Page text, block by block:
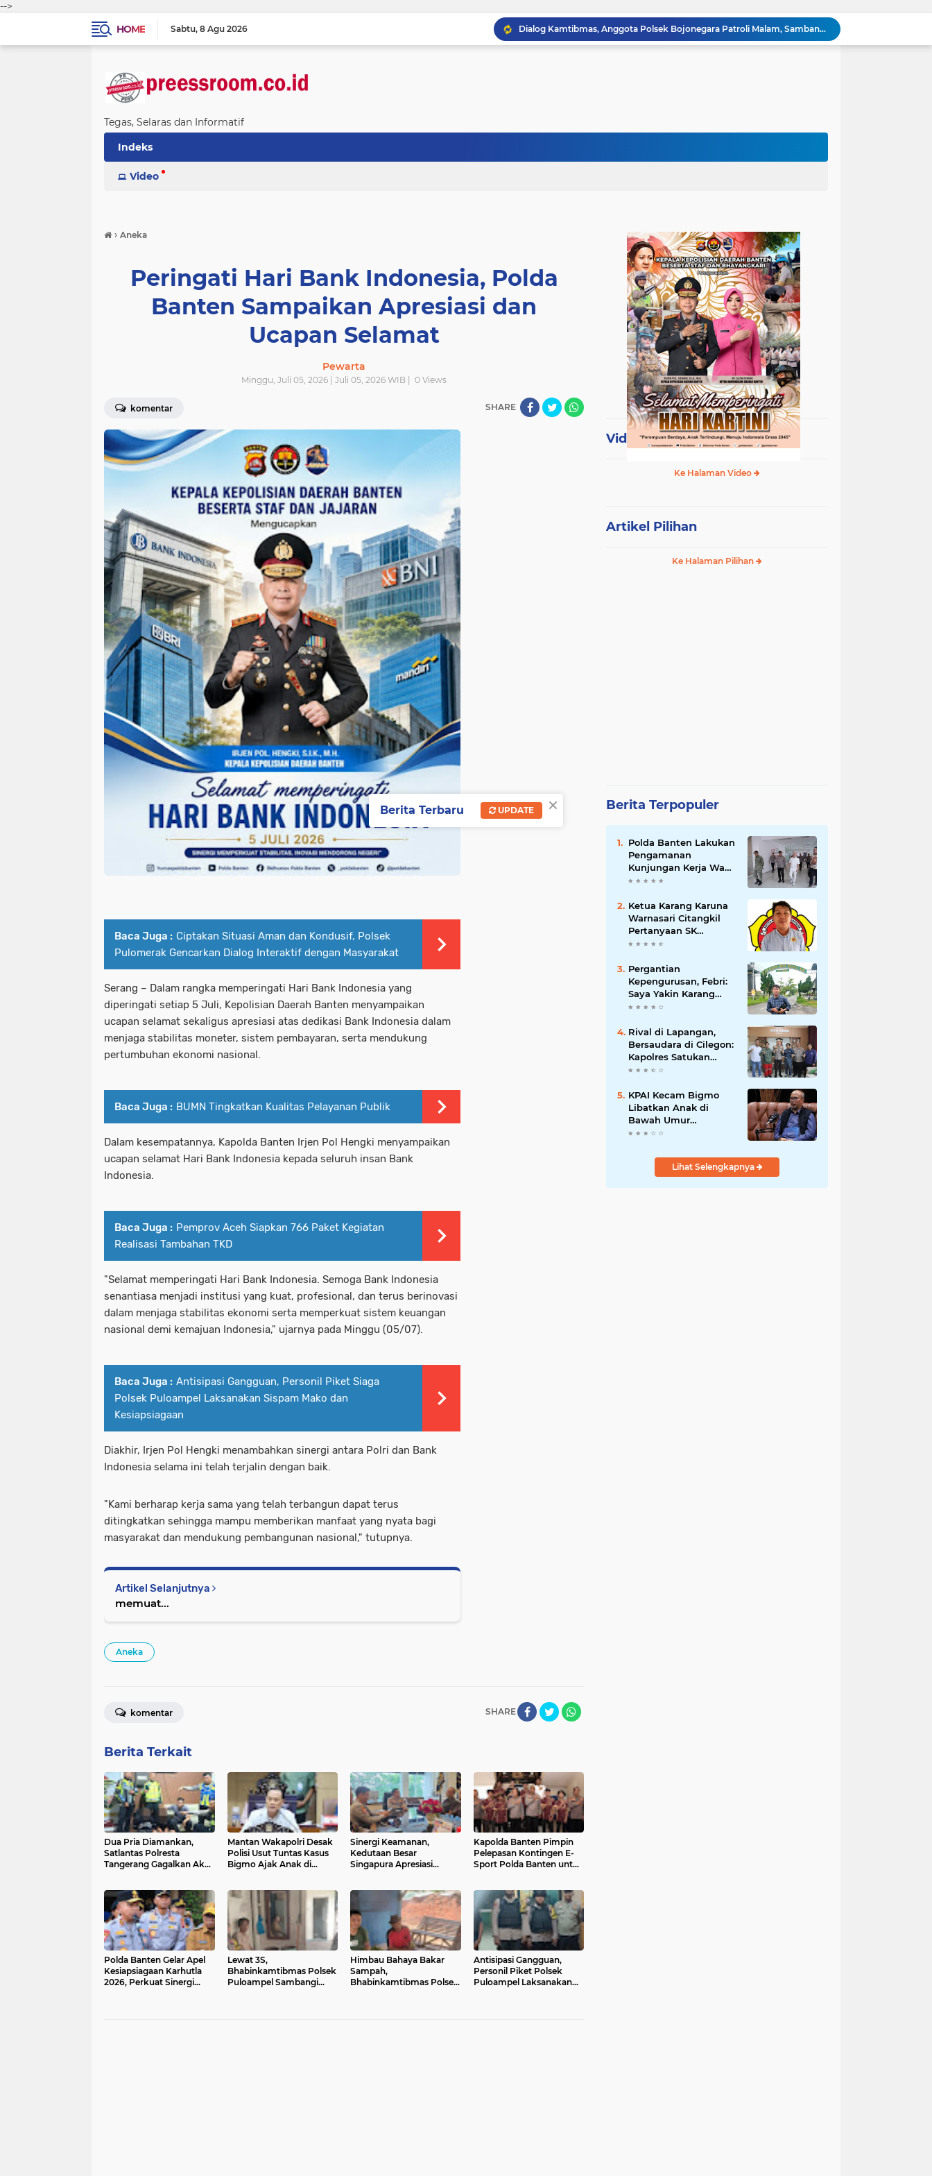
-->
HOME
Sabtu 8 Agu 2026
Dialog Kamtibmas, Anggota Polsek Bojonegara Patroli Malam, Sambangi Warga Sosialisasi Layanan Kepolisian 110
Polsek Bojonegara Salurkan 24 Ribu Liter Air Bersih dan Tandon, Hadirkan Harapan di Tengah Kemarau
Subuh Keliling, Bhabinkamtibmas Polsek Ciwandan Jalin Kedekatan dan Tingkatkan Kewaspadaan Kamtibmas
Tegas, Selaras dan Informatif
Indeks
Video
› Aneka
Peringati Hari Bank Indonesia, Polda
Banten Sampaikan Apresiasi dan
Ucapan Selamat
Pewarta
Minggu, Juli 05, 2026 | Juli 05, 2026 WIB | 0 Views
komentar SHARE
Baca Juga : Ciptakan Situasi Aman dan Kondusif, Polsek
Pulomerak Gencarkan Dialog Interaktif dengan Masyarakat
Serang – Dalam rangka memperingati Hari Bank Indonesia yang
diperingati setiap 5 Juli, Kepolisian Daerah Banten menyampaikan
ucapan selamat sekaligus apresiasi atas dedikasi Bank Indonesia dalam
menjaga stabilitas moneter, sistem pembayaran, serta mendukung
pertumbuhan ekonomi nasional.
Baca Juga : BUMN Tingkatkan Kualitas Pelayanan Publik
Dalam kesempatannya, Kapolda Banten Irjen Pol Hengki menyampaikan
ucapan selamat Hari Bank Indonesia kepada seluruh insan Bank
Indonesia.
Baca Juga : Pemprov Aceh Siapkan 766 Paket Kegiatan
Realisasi Tambahan TKD
"Selamat memperingati Hari Bank Indonesia. Semoga Bank Indonesia
senantiasa menjadi institusi yang kuat, profesional, dan terus berinovasi
dalam menjaga stabilitas ekonomi serta memperkuat sistem keuangan
nasional demi kemajuan Indonesia," ujarnya pada Minggu (05/07).
Baca Juga : Antisipasi Gangguan, Personil Piket Siaga
Polsek Puloampel Laksanakan Sispam Mako dan
Kesiapsiagaan
Diakhir, Irjen Pol Hengki menambahkan sinergi antara Polri dan Bank
Indonesia selama ini telah terjalin dengan baik.
"Kami berharap kerja sama yang telah terbangun dapat terus
ditingkatkan sehingga mampu memberikan manfaat yang nyata bagi
masyarakat dan mendukung pembangunan nasional," tutupnya.
Artikel Selanjutnya
memuat...
Aneka
SHARE
komentar
Berita Terkait
Dua Pria Diamankan,
Satlantas Polresta
Tangerang Gagalkan Aksi
Mantan Wakapolri Desak
Polisi Usut Tuntas Kasus
Bigmo Ajak Anak di
Sinergi Keamanan,
Kedutaan Besar
Singapura Apresiasi
Kapolda Banten Pimpin
Pelepasan Kontingen E-
Sport Polda Banten untuk
Polda Banten Gelar Apel
Kesiapsiagaan Karhutla
2026, Perkuat Sinergi
Lewat 3S,
Bhabinkamtibmas Polsek
Puloampel Sambangi
Himbau Bahaya Bakar
Sampah,
Bhabinkamtibmas Polsek
Antisipasi Gangguan,
Personil Piket Polsek
Puloampel Laksanakan
Video Terpopuler
Ke Halaman Video
Artikel Pilihan
Ke Halaman Pilihan
Berita Terpopuler
Polda Banten Lakukan
Pengamanan
Kunjungan Kerja Wakil
Presiden RI
Ketua Karang Karuna
Warnasari Citangkil
Pertanyaan SK
Karetaker dan Urgensi
Berduka
Pergantian
Kepengurusan, Febri:
Saya Yakin Karang
Taruna Wanakarsa
Kepemimpinan Bung
Entus Jauh Membawa
Manfaat
Rival di Lapangan,
Bersaudara di Cilegon:
Kapolres Satukan
Viking dan Jak Mania
Piala Presiden 2026
KPAI Kecam Bigmo
Libatkan Anak di
Bawah Umur
Promosikan Liquid
Bertindak Tegas
Lihat Selengkapnya
×
Berita Terbaru UPDATE